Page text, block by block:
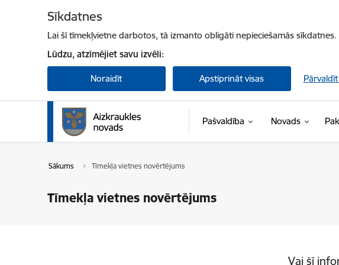
Sīkdatnes
Lai šī tīmekļvietne darbotos, tā izmanto obligāti nepieciešamās
Lūdzu, atzīmējiet savu izvēli:
Noraidīt Apstiprināt visas
Pašvaldība Novads
Sākums Tīmekļa vietnes novērtējums
Tīmekļa vietnes novērtējums
Vai šī